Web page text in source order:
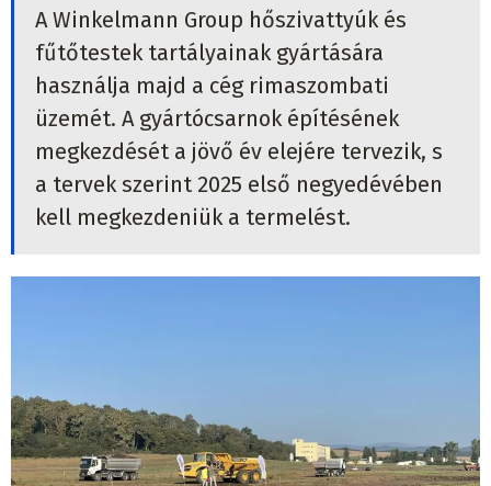
A Winkelmann Group hőszivattyúk és
fűtőtestek tartályainak gyártására
használja majd a cég rimaszombati
üzemét. A gyártócsarnok építésének
megkezdését a jövő év elejére tervezik, s
a tervek szerint 2025 első negyedévében
kell megkezdeniük a termelést.